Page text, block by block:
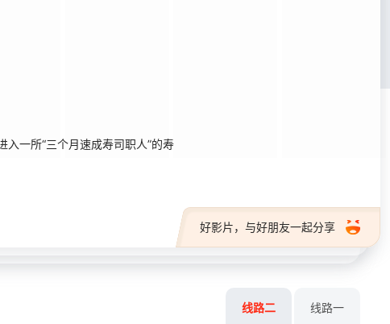
一所“三个月速成寿司职人”的寿
好影片，与好朋友一起分享
线路二 线路一